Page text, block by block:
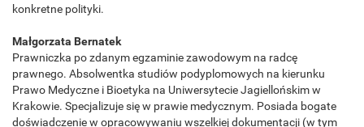
konkretne polityki.
Małgorzata Bernatek
Prawniczka po zdanym egzaminie zawodowym na radcę
prawnego. Absolwentka studiów podyplomowych na kierunku
Prawo Medyczne i Bioetyka na Uniwersytecie Jagiellońskim w
Krakowie. Specjalizuje się w prawie medycznym. Posiada bogate
doświadczenie w opracowywaniu wszelkiej dokumentacji (w tym